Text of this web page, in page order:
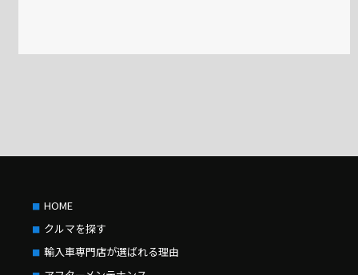
HOME
クルマを探す
輸入車専門店が選ばれる理由